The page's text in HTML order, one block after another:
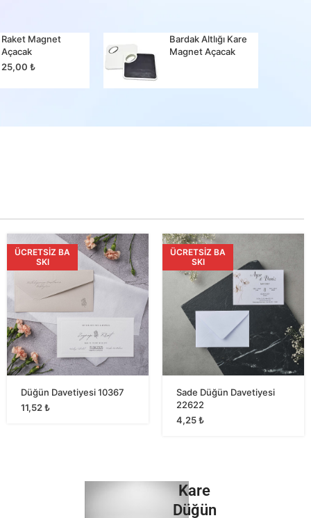
Raket Magnet
Açacak
25,00₺
Bardak Altlığı Kare
Magnet Açacak
ÜCRETSIZ BA
SKI
Düğün Davetiyesi 10367
11,52₺
ÜCRETSIZ BA
SKI
Sade Düğün Davetiyesi
22622
4,25₺
Kare
Düğün